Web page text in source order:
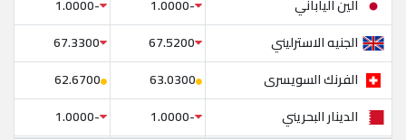
-1.0000
-1.0000
الجنيه الاسترليني
67.5200
67.3300
الفرنك السويسرى
63.0300
62.6700
الدينار البحريني
-1.0000
-1.0000